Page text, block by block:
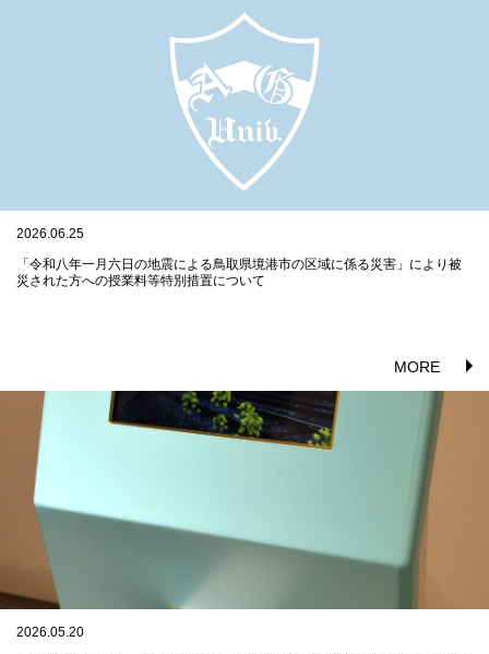
2026.06.25
「令和八年一月六日の地震による鳥取県境港市の区域に係る災害」により被
災された方への授業料等特別措置について
MORE
2026.05.20